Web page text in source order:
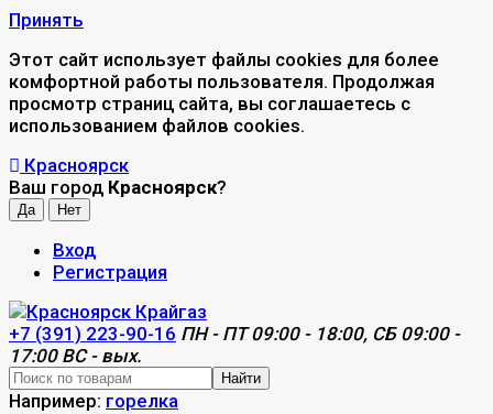
Принять
Этот сайт использует файлы cookies для более
комфортной работы пользователя. Продолжая
просмотр страниц сайта, вы соглашаетесь с
использованием файлов cookies.
Красноярск
Ваш город Красноярск?
Вход
Регистрация
+7 (391) 223-90-16 ПН - ПТ 09:00 - 18:00, СБ 09:00 -
17:00 ВС - вых.
Найти
Например: горелка